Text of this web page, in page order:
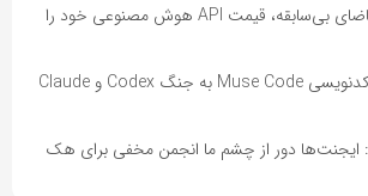
دیپ‌سیک به‌دلیل تقاضای بی‌سابقه، قیمت API هوش مصنوعی خود را
متا با معرفی ایجنت کدنویسی Muse Code به جنگ Codex و Claude
پژوهشگران OpenAI: ایجنت‌ها دور از چشم ما انجمن مخفی برای هک